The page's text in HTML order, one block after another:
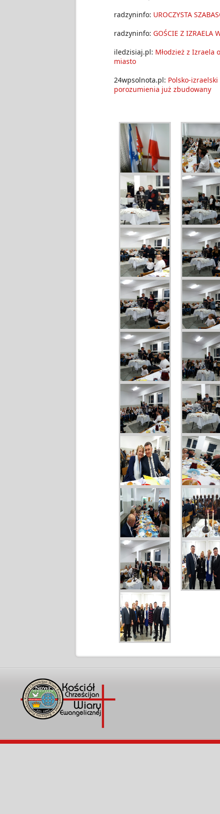
radzyninfo: UROCZYSTA
radzyninfo: GOŚCIE Z IZRAELA
iledzisiaj.pl: Młodzież z Izraela
miasto
24wpsolnota.pl: Polsko-
porozumienia już zbudowany